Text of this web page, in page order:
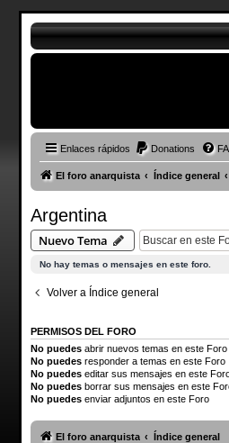
Enlaces rápidos Donations
El foro anarquista Índice general
Argentina
Nuevo Tema
No hay temas o mensajes en este foro.
Volver a Índice general
PERMISOS DEL FORO
No puedesabrir nuevos temas en este Foro
No puedesresponder a temas en este Foro
No puedeseditar sus mensajes en este
No puedesborrar sus mensajes en este
No puedesenviar adjuntos en este Foro
El foro anarquista Índice general